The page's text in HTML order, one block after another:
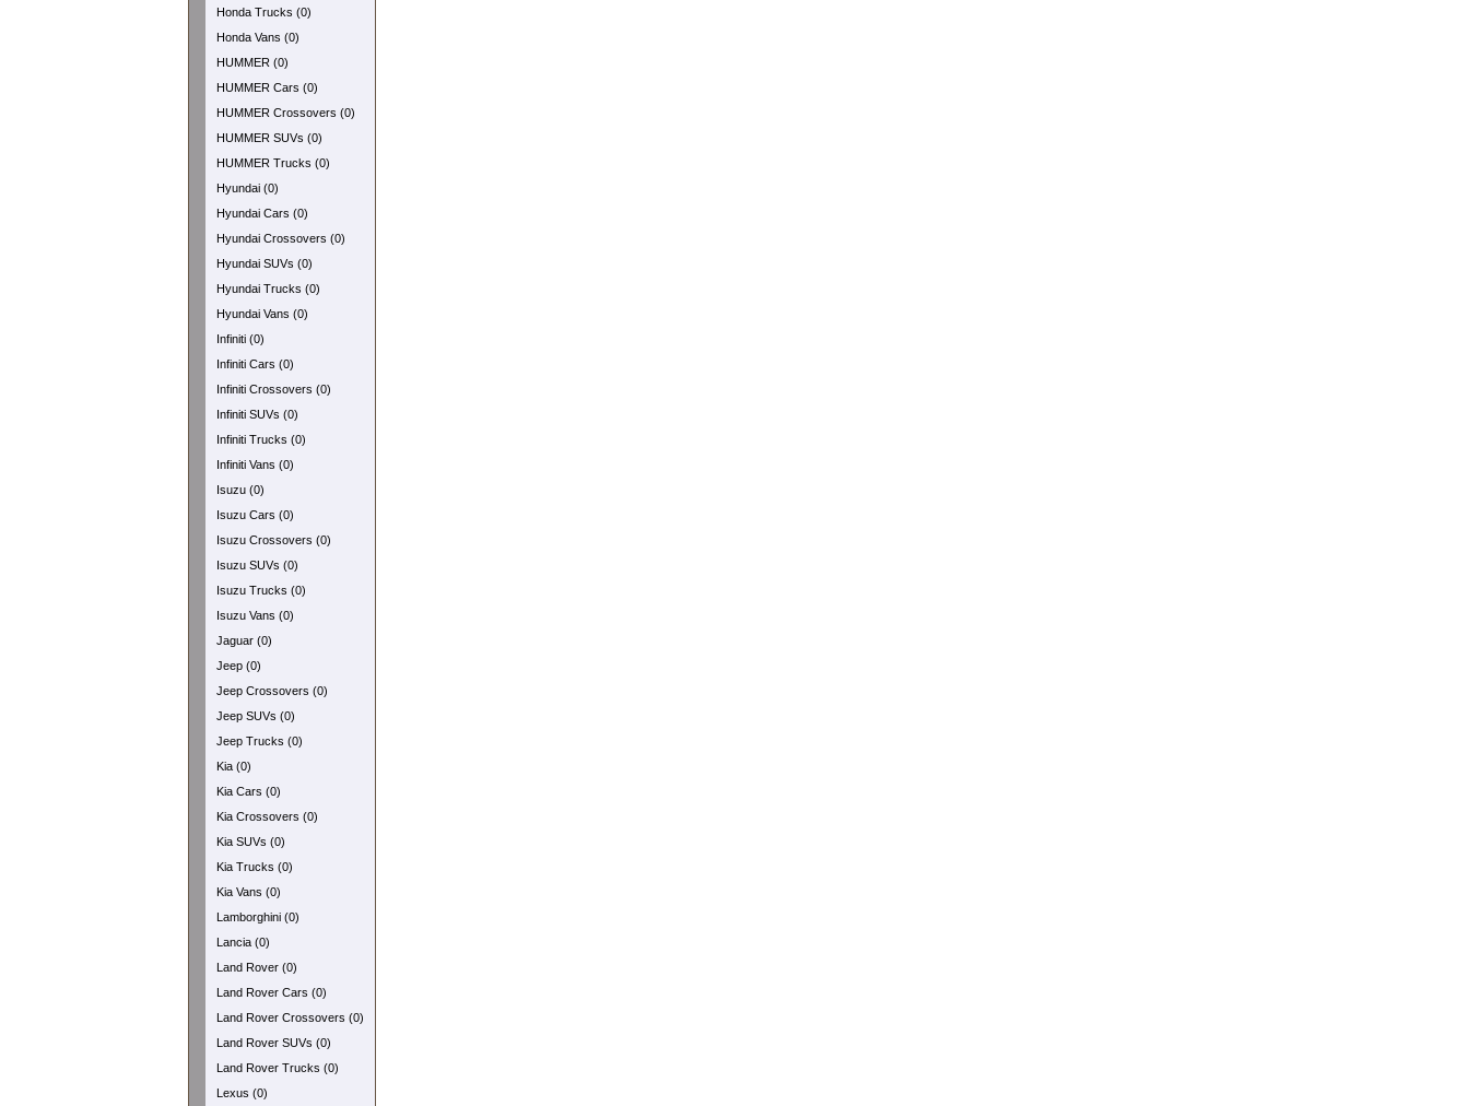
Honda Trucks (0)
Honda Vans (0)
HUMMER (0)
HUMMER Cars (0)
HUMMER Crossovers (0)
HUMMER SUVs (0)
HUMMER Trucks (0)
Hyundai (0)
Hyundai Cars (0)
Hyundai Crossovers (0)
Hyundai SUVs (0)
Hyundai Trucks (0)
Hyundai Vans (0)
Infiniti (0)
Infiniti Cars (0)
Infiniti Crossovers (0)
Infiniti SUVs (0)
Infiniti Trucks (0)
Infiniti Vans (0)
Isuzu (0)
Isuzu Cars (0)
Isuzu Crossovers (0)
Isuzu SUVs (0)
Isuzu Trucks (0)
Isuzu Vans (0)
Jaguar (0)
Jeep (0)
Jeep Crossovers (0)
Jeep SUVs (0)
Jeep Trucks (0)
Kia (0)
Kia Cars (0)
Kia Crossovers (0)
Kia SUVs (0)
Kia Trucks (0)
Kia Vans (0)
Lamborghini (0)
Lancia (0)
Land Rover (0)
Land Rover Cars (0)
Land Rover Crossovers (0)
Land Rover SUVs (0)
Land Rover Trucks (0)
Lexus (0)